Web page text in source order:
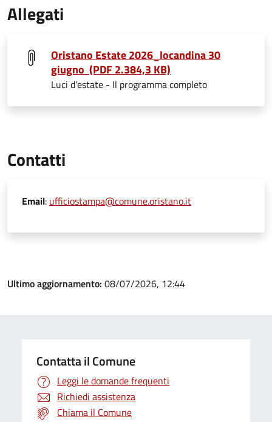
Allegati
Oristano Estate 2026_locandina 30
giugno (PDF 2.384,3 KB)
Luci d'estate - Il programma completo
Contatti
Email: ufficiostampa@comune.oristano.it
Ultimo aggiornamento: 08/07/2026, 12:44
Contatta il Comune
Leggi le domande frequenti
Richiedi assistenza
Chiama il Comune